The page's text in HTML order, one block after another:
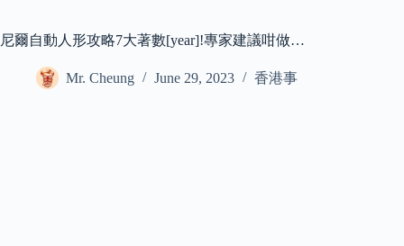
尼爾自動人形攻略7大著數[year]!專家建議咁做…
Mr. Cheung June 29, 2023 香港事